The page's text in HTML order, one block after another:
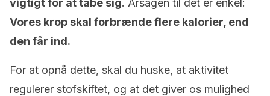
vigtigt for at tabe sig. Årsagen til det er enkel:
Vores krop skal forbrænde flere kalorier, end
den får ind.
For at opnå dette, skal du huske, at aktivitet
regulerer stofskiftet, og at det giver os mulighed